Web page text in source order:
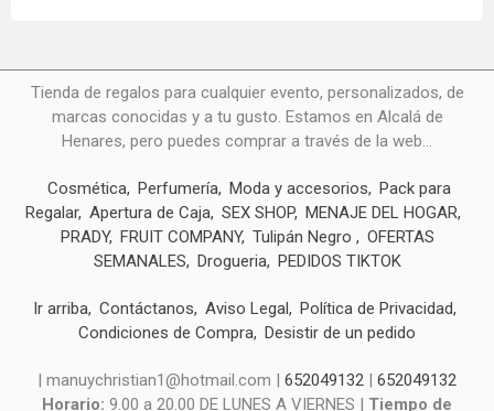
Tienda de regalos para cualquier evento, personalizados, de
marcas conocidas y a tu gusto. Estamos en Alcalá de
Henares, pero puedes comprar a través de la web...
Cosmética Perfumería Moda y accesorios
Pack para
Regalar Apertura de Caja SEX SHOP MENAJE DEL HOGAR
PRADY FRUIT COMPANY Tulipán Negro
OFERTAS
SEMANALES
Drogueria PEDIDOS TIKTOK
Ir arriba Contáctanos Aviso Legal
Política de Privacidad
Condiciones de Compra Desistir de un pedido
| manuychristian1@hotmail.com | 652049132 | 652049132
Horario: 9.00 a 20.00 DE LUNES A VIERNES | Tiempo de